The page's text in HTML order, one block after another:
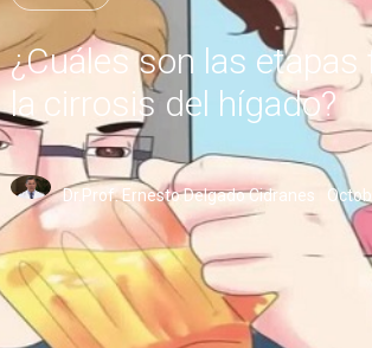
¿Cuáles son las etapas
la cirrosis del hígado?
Dr.Prof. Ernesto Delgado Cidranes